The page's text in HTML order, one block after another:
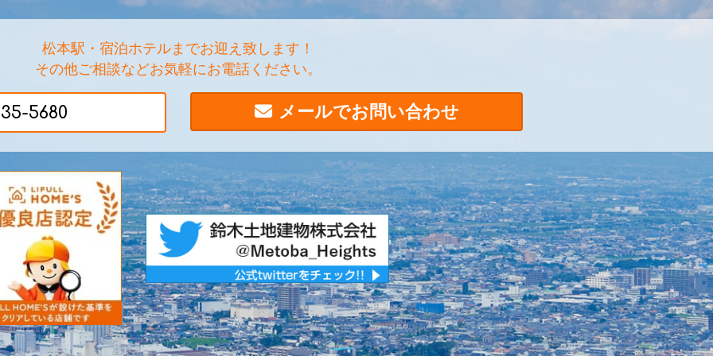
松本駅・宿泊ホテルまでお迎え致します！
その他ご相談などお気軽にお電話ください。
5680 メールでお問い合わせ